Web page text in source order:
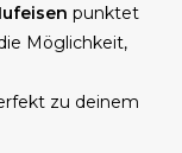
punktet
Möglichkeit,
zu deinem